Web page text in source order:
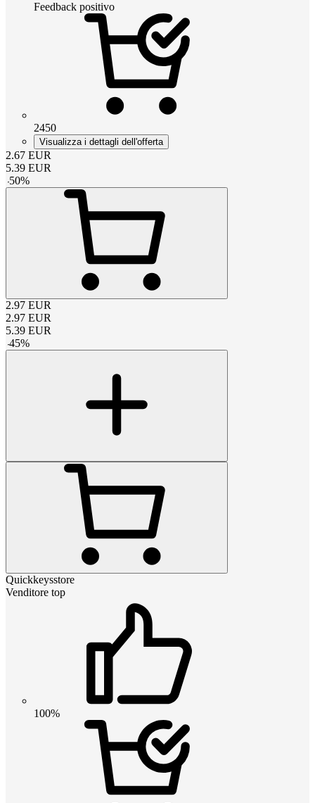
Feedback positivo
2450
Visualizza i dettagli dell'offerta
2.67 EUR
5.39 EUR
-50%
2.97 EUR
2.97 EUR
5.39 EUR
-45%
Quickkeysstore
Venditore top
100%